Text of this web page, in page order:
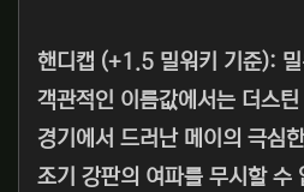
핸디캡 (+1.5 밀워키 기준):
객관적인 이름값에서는 더스
경기에서 드러난 메이의 극심
조기 강판의 여파를 무시할 수